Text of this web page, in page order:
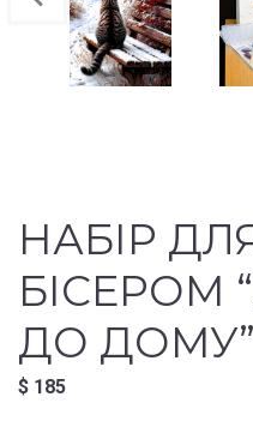
НАБІР
БІСЕРОМ
ДО ДОМУ”
$ 185